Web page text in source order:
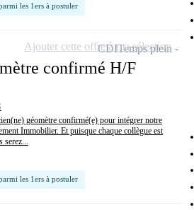
les 1ers à postuler
confirmé H/F
géomètre confirmé(e) pour intégrer notre
Immobilier. Et puisque chaque collègue est
serez...
les 1ers à postuler
CDITemps plein
Ajouter cette offre à ma sélection